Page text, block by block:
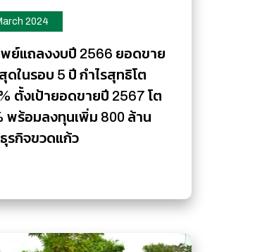
2024
ย์แถลงงบปี 2566 ยอดขาย
ดในรอบ 5 ปี กำไรสุทธิโต
ตั้งเป้ายอดขายปี 2567 โต
พร้อมลงทุนเพิ่ม 800 ล้าน
รกิจขวดแก้ว